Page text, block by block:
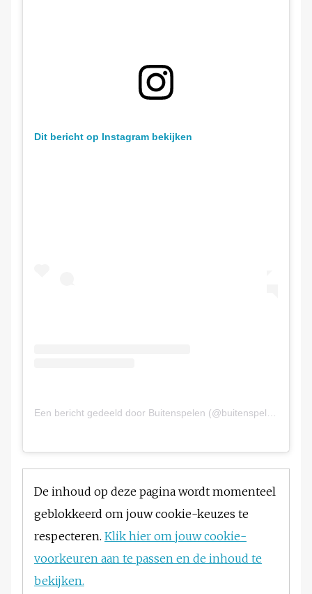
Dit bericht op Instagram bekijken
Een bericht gedeeld door Buitenspelen (@buitenspelen_insta)
De inhoud op deze pagina wordt momenteel
geblokkeerd om jouw cookie-keuzes te
respecteren. Klik hier om jouw cookie-
voorkeuren aan te passen en de inhoud te
bekijken.